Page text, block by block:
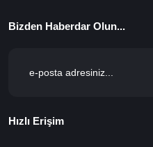
Bizden Haberdar Olun...
Hızlı Erişim